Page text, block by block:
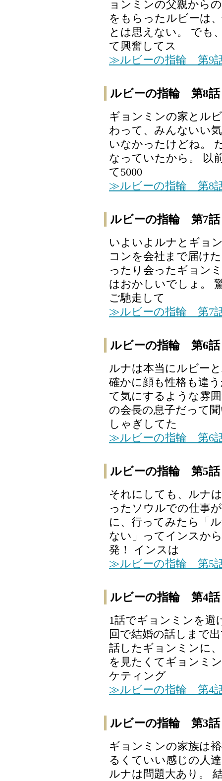
ョンミンの父親から
をもらったルビーは
とは思えない。 でも
て興奮してス
≫ルビーの指輪 第9
ルビーの指輪 第8話
ギョンミンの家とル
わって、みんないい
いなかったけどね。
なっていたから。 以
て5000
≫ルビーの指輪 第8
ルビーの指輪 第7話
いよいよルナとギョ
コンを会社まで届け
ったり会ったギョン
はおかしいでしょ。
ご馳走して
≫ルビーの指輪 第7
ルビーの指輪 第6話
ルナは本当にルビー
確かに顔も性格も違
て気にするような雰
の会長の息子だって
しゃぎしてた
≫ルビーの指輪 第6
ルビーの指輪 第5話
それにしても、ルナ
ったソウルでの仕事
に、行ってみたら「
ない」ってインスか
発！ インスは
≫ルビーの指輪 第5
ルビーの指輪 第4話
1話でギョンミンを避
回で結婚の話しまで
話したギョンミンに
を見たくてギョンミ
ケティング
≫ルビーの指輪 第4
ルビーの指輪 第3話
ギョンミンの家族は
るくていい感じの人
ルナは問題大あり。